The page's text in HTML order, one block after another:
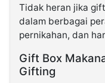
Tidak heran jika
dalam berbagai
pernikahan, dan
Gift Box
Gifting